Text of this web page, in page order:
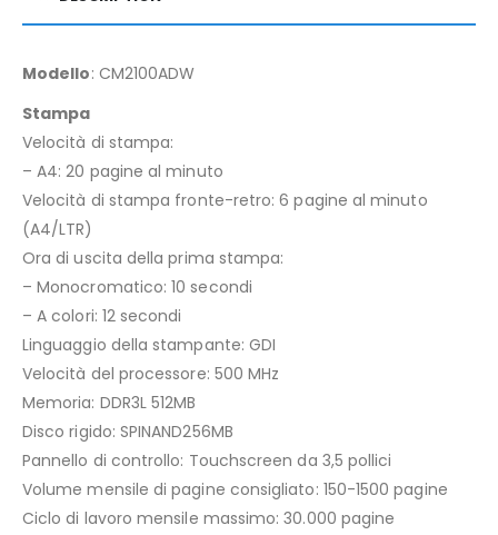
Modello: CM2100ADW
Stampa
Velocità di stampa:
– A4: 20 pagine al minuto
Velocità di stampa fronte-retro: 6 pagine al minuto
(A4/LTR)
Ora di uscita della prima stampa:
– Monocromatico: 10 secondi
– A colori: 12 secondi
Linguaggio della stampante: GDI
Velocità del processore: 500 MHz
Memoria: DDR3L 512MB
Disco rigido: SPINAND256MB
Pannello di controllo: Touchscreen da 3,5 pollici
Volume mensile di pagine consigliato: 150-1500 pagine
Ciclo di lavoro mensile massimo: 30.000 pagine